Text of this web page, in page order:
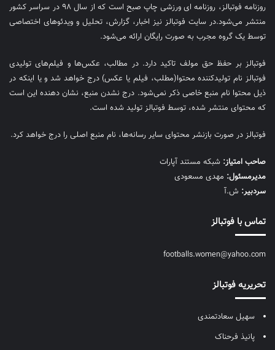
روزنامه فوتبالز، روزنامه ای ورزشی چاپ صبح است که از سال ۹۸ در سراسر کشور
منتشر می‌شود.در سایت فوتبالز نیز اخبار، گزارش، تحلیل و ویدئوهای اختصاصی
توسط یک گروه مجرب به صورت رایگان ارائه می‌شود.
فوتبالز بر حفظ حق مولف تاکید دارد. در مطالب، عکس‌ها و فیلم‌های تولیدی
فوتبالز نام تولیدکننده محتوا(مطلب، فیلم یا عکس) درج خواهد شد و یا اینکه در
ذیل محتوا نام منبع خاصی ذکر نمی‌‎شود. درج نشدن منبع، نشان دهنده این است
که محتوای منتشر شده، توسط فوتبالز تولید شده است.
فوتبالز در صورت بازنشر محتوای سایر رسانه‌ها، نام منبع اصلی را درج خواهد کرد.
صاحب امتیاز: شبکه مستند آپارات
مديرمسئول: مهدی مسعودی
سردبیر: ش.آ
تماس با فوتبالز
footballs.women@yahoo.com
تحریریه فوتبالز
سهیل سعادتمندی
پانیذ فرحناک